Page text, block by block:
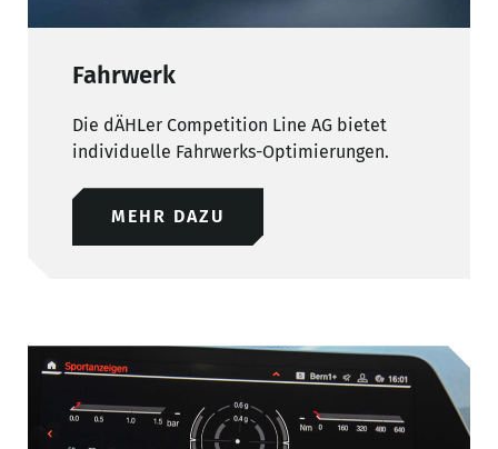
Fahrwerk
Die dÄHLer Competition Line AG bietet
individuelle Fahrwerks-Optimierungen.
MEHR DAZU